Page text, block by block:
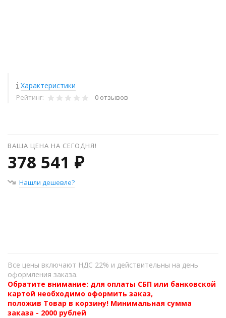
Характеристики
Рейтинг: 0 отзывов
ВАША ЦЕНА НА СЕГОДНЯ!
378 541 ₽
Нашли дешевле?
Все цены включают НДС 22% и действительны на день
оформления заказа.
Обратите внимание: для оплаты СБП или банковской
картой необходимо оформить заказ,
положив Товар в корзину! Минимальная сумма
заказа - 2000 рублей